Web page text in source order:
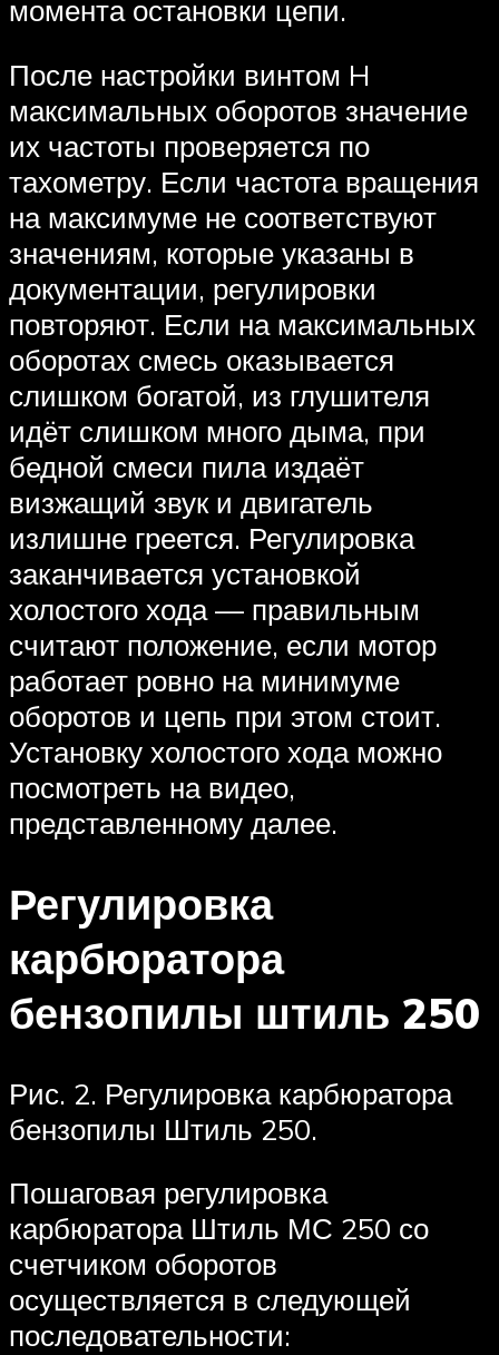
момента остановки цепи.
После настройки винтом H
максимальных оборотов значение
их частоты проверяется по
тахометру. Если частота вращения
на максимуме не соответствуют
значениям, которые указаны в
документации, регулировки
повторяют. Если на максимальных
оборотах смесь оказывается
слишком богатой, из глушителя
идёт слишком много дыма, при
бедной смеси пила издаёт
визжащий звук и двигатель
излишне греется. Регулировка
заканчивается установкой
холостого хода — правильным
считают положение, если мотор
работает ровно на минимуме
оборотов и цепь при этом стоит.
Установку холостого хода можно
посмотреть на видео,
представленному далее.
Регулировка
карбюратора
бензопилы штиль 250
Рис. 2. Регулировка карбюратора
бензопилы Штиль 250.
Пошаговая регулировка
карбюратора Штиль МС 250 со
счетчиком оборотов
осуществляется в следующей
последовательности: